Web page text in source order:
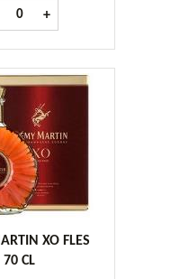
Mispelblom Brandewijn fles 1
+
XO FLES
70 CL